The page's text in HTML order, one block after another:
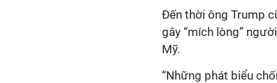
Đến thời ông Trump
gây “mích lòng”
Mỹ.
“Những phát biểu